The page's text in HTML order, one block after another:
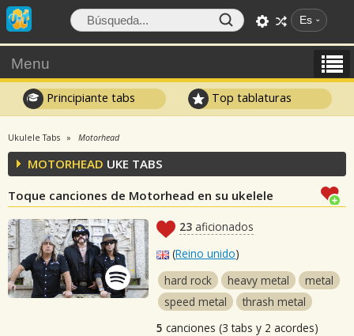
Es
Menu
Principiante tabs Top tablaturas
Ukulele Tabs Motorhead
MOTORHEAD UKE TABS
Toque canciones de Motorhead en su ukelele
23 aficionados
(Reino unido)
hard rock
heavy metal
metal
speed metal
thrash metal
5 canciones (3 tabs y 2 acordes)